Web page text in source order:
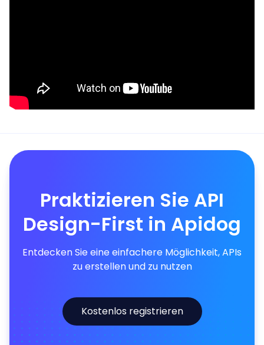
Praktizieren Sie API
Design-First in Apidog
Entdecken Sie eine einfachere Möglichkeit, APIs
zu erstellen und zu nutzen
Kostenlos registrieren